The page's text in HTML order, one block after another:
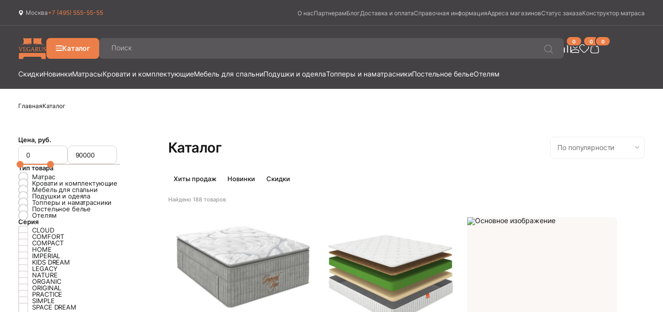
Москва+7 (495) 555-55-55 О насПартнерамБлогДоставка и оплатаСправочная информацияАдреса магазиновСтатус заказаКонструктор матраса
Каталог
0 0 0
СкидкиНовинкиМатрасыКровати и комплектующиеМебель для спальниПодушки и одеялаТопперы и наматрасникиПостельное бельеОтелям
Ваш городМосква?
Да
ГлавнаяКаталог
Цена, руб.
Тип товара
Матрас
Кровати и комплектующие
Мебель для спальни
Подушки и одеяла
Топперы и наматрасники
Постельное белье
Отелям
Серия
CLOUD
COMFORT
COMPACT
HOME
IMPERIAL
KIDS DREAM
LEGACY
NATURE
ORGANIC
ORIGINAL
PRACTICE
SIMPLE
SPACE DREAM
Каталог По популярности
Хиты продаж Новинки Скидки
Найдено 188товаров